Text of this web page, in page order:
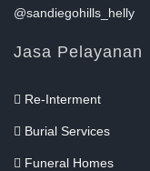
@sandiegohills_helly
Jasa Pelayanan
Re-Interment
Burial Services
Funeral Homes